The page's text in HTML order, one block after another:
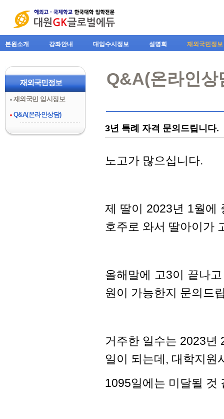
본원소개 강좌안내 대입수시정보 설명회 재외국민정보
재외국민정보
재외국민 입시정보
Q&A(온라인상담)
Q&A(온라인상
3년 특례 자격 문의드립니다.
노고가 많으십니다.
제 딸이 2023년 1월에
호주로 와서 딸아이가
올해말에 고3이 끝나
원이 가능한지 문의드
거주한 일수는 2023년
일이 되는데, 대학지원
1095일에는 미달될 것